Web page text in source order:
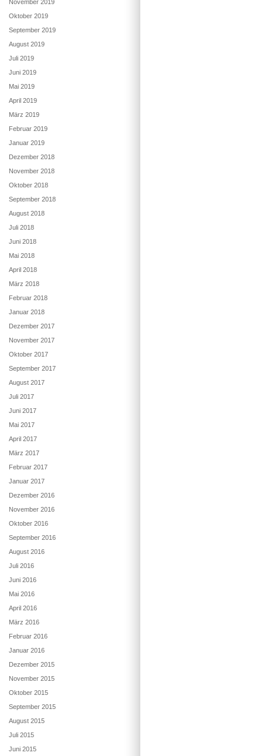
November 2019
Oktober 2019
September 2019
August 2019
Juli 2019
Juni 2019
Mai 2019
April 2019
März 2019
Februar 2019
Januar 2019
Dezember 2018
November 2018
Oktober 2018
September 2018
August 2018
Juli 2018
Juni 2018
Mai 2018
April 2018
März 2018
Februar 2018
Januar 2018
Dezember 2017
November 2017
Oktober 2017
September 2017
August 2017
Juli 2017
Juni 2017
Mai 2017
April 2017
März 2017
Februar 2017
Januar 2017
Dezember 2016
November 2016
Oktober 2016
September 2016
August 2016
Juli 2016
Juni 2016
Mai 2016
April 2016
März 2016
Februar 2016
Januar 2016
Dezember 2015
November 2015
Oktober 2015
September 2015
August 2015
Juli 2015
Juni 2015